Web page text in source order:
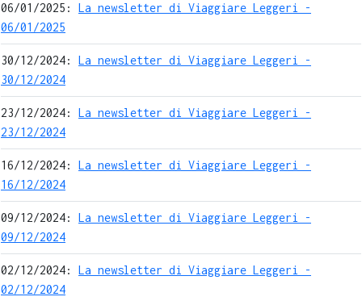
06/01/2025: La newsletter di Viaggiare Leggeri -
06/01/2025
30/12/2024: La newsletter di Viaggiare Leggeri -
30/12/2024
23/12/2024: La newsletter di Viaggiare Leggeri -
23/12/2024
16/12/2024: La newsletter di Viaggiare Leggeri -
16/12/2024
09/12/2024: La newsletter di Viaggiare Leggeri -
09/12/2024
02/12/2024: La newsletter di Viaggiare Leggeri -
02/12/2024